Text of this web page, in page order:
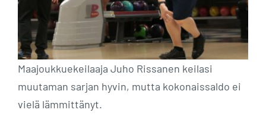
Maajoukkuekeilaaja Juho Rissanen keilasi
muutaman sarjan hyvin, mutta kokonaissaldo ei
vielä lämmittänyt.